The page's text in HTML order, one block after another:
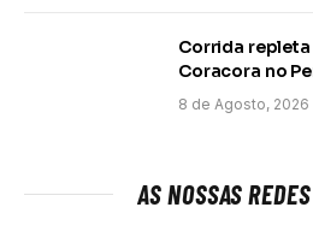
Corrida
Coracora no
8 de Agosto, 2026
AS NOSSAS